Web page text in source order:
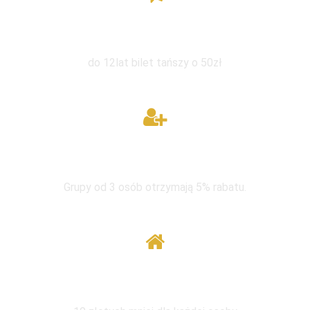
do 12lat bilet tańszy o 50zł
Grupy od 3 osób otrzymają 5% rabatu.